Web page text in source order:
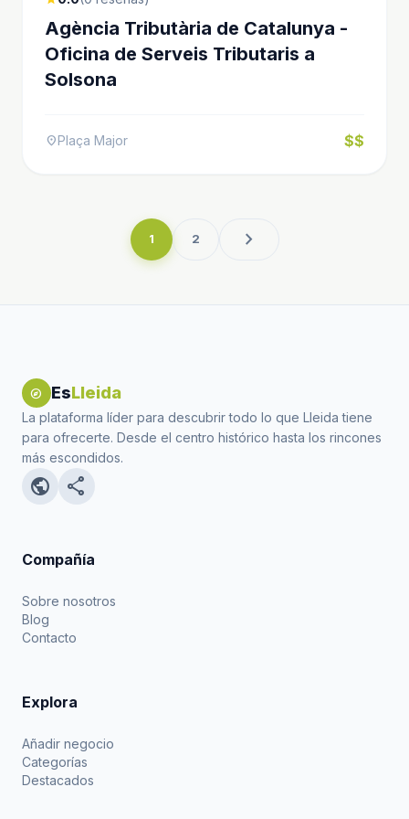
Agència Tributària de Catalunya -
Oficina de Serveis Tributaris a
Solsona
location_onPlaça Major $$
1 2 chevron_right
explore EsLleida
La plataforma líder para descubrir todo lo que Lleida tiene
para ofrecerte. Desde el centro histórico hasta los rincones
más escondidos.
public share
Compañía
Sobre nosotros
Blog
Contacto
Explora
Añadir negocio
Categorías
Destacados